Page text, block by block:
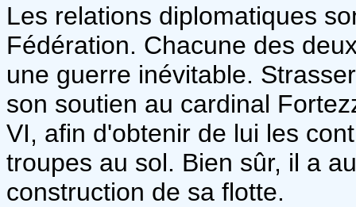
Les relations diplomatiques
Fédération. Chacune des
une guerre inévitable.
son soutien au cardinal
VI, afin d'obtenir de lui les
troupes au sol. Bien sûr, il a
construction de sa flotte.